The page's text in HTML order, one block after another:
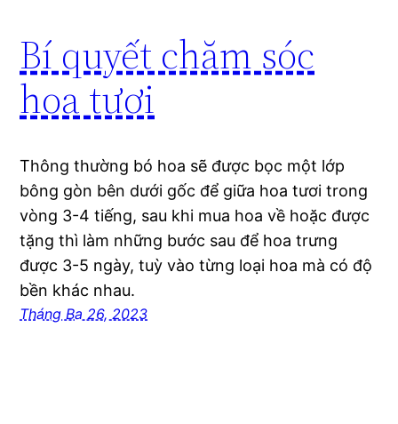
Bí quyết chăm sóc
hoa tươi
Thông thường bó hoa sẽ được bọc một lớp
bông gòn bên dưới gốc để giữa hoa tươi trong
vòng 3-4 tiếng, sau khi mua hoa về hoặc được
tặng thì làm những bước sau để hoa trưng
được 3-5 ngày, tuỳ vào từng loại hoa mà có độ
bền khác nhau.
Tháng Ba 26, 2023